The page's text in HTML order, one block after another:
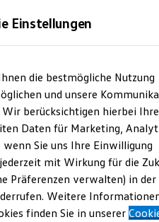
entdecken
Oldtimer
finden
& konfigurieren
Einstellungen
die bestmögliche Nutzung
und unsere
berücksichtigen hierbei Ihre
Daten für Marketing,
Sie uns Ihre Einwilligung
mit Wirkung für die
Präferenzen verwalten) in der
Weitere
finden Sie in unserer